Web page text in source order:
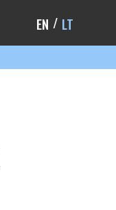
EN LT